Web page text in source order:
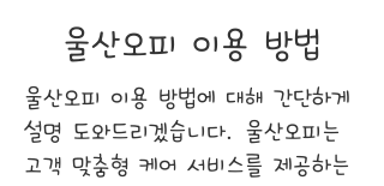
울산오피 이용 방법
울산오피 이용 방법에 대해 간단하게
설명 도와드리겠습니다. 울산오피는
고객 맞춤형 케어 서비스를 제공하는